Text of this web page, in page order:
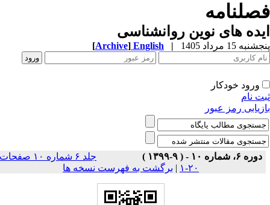
های نوین روانشناسی
15 مرداد 1405 |
English
[Archive]
ورود خودکار
نام
رمز عبور
دوره ۶، شماره ۱۰ - ( ۹-۱۳۹۹ )
جلد ۶ شماره ۱۰ صفحات
۲۰-۱
| برگشت به فهرست نسخه ها